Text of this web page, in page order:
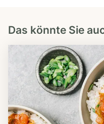
Das könnte Sie